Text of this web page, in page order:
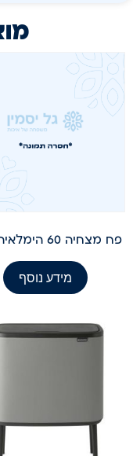
פח מצחיה 60 הימלאיה כתר
מידע נוסף